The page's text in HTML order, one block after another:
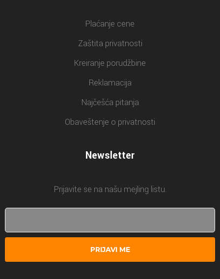
Plaćanje cene
Zaštita privatnosti
Kreiranje porudžbine
Reklamacija
Najčešća pitanja
Obaveštenje o privatnosti
Newsletter
Prijavite se na našu mejling listu.
PRIJAVI ME